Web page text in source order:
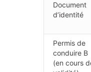
Document
d’identité
Permis de
conduire B
(en cours